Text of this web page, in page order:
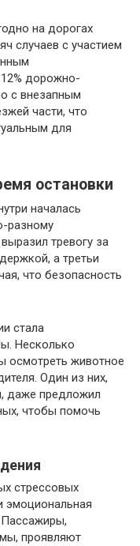
на дорогах
случаев с участием
дорожно-
с внезапным
части, что
для
остановки
началась
разному
тревогу за
а третьи
что безопасность
стала
Несколько
осмотреть животное
Один из них,
даже предложил
чтобы помочь
стрессовых
эмоциональная
проявляют